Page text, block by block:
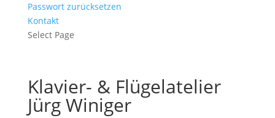
Passwort zurücksetzen
Kontakt
Select Page
Klavier- & Flügelatelier
Jürg Winiger